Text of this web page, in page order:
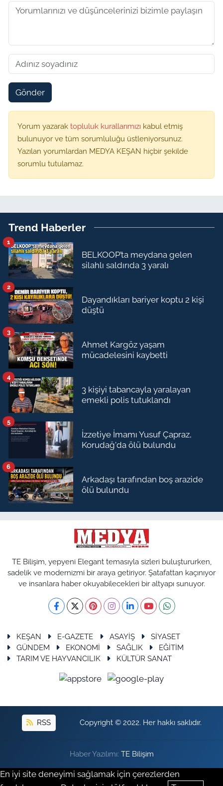
Gönder
Yorum yazarak topluluk kurallarımızı kabul etmiş
bulunuyor ve tüm sorumluluğu üstleniyorsunuz.
Yazılan yorumlardan MEDYA KEŞAN hiçbir şekilde
sorumlu tutulamaz.
Trend Haberler
BELKOOP’ta meydana gelen
silahlı saldırıda 3 yaralı
1
Dayandıkları bariyer koptu 2 kişi
düştü
2
Ahmet Kargöz yaşam
mücadelesini kaybetti
3
3 kişiyi tabancayla yaralayan
emekli polis tutuklandı
4
İzzetiye İmamı Yusuf Çapraz,
Korudağ'da ölü bulundu
5
Arkadaşı tarafından boş arazide
ölü bulundu
6
TE Bilişim, yepyeni Elegant temasıyla sizleri buluştururken,
sadelik ve modernizmi bir araya getiriyor. Şatafattan kaçınıyor
ve insanlara haber okuyabilecekleri bir altyapı sunuyor.
KEŞAN E-GAZETE ASAYİŞ
SİYASET
GÜNDEM
EKONOMİ SAĞLIK
EĞİTİM
TARIM VE HAYVANCILIK
KÜLTÜR SANAT
RSS Copyright © 2022. Her hakkı saklıdır.
Haber Yazılımı: TE Bilişim
En iyi site deneyimi sağlamak için çerezlerden